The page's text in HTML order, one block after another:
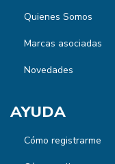
Quienes Somos
Marcas asociadas
Novedades
AYUDA
Cómo registrarme